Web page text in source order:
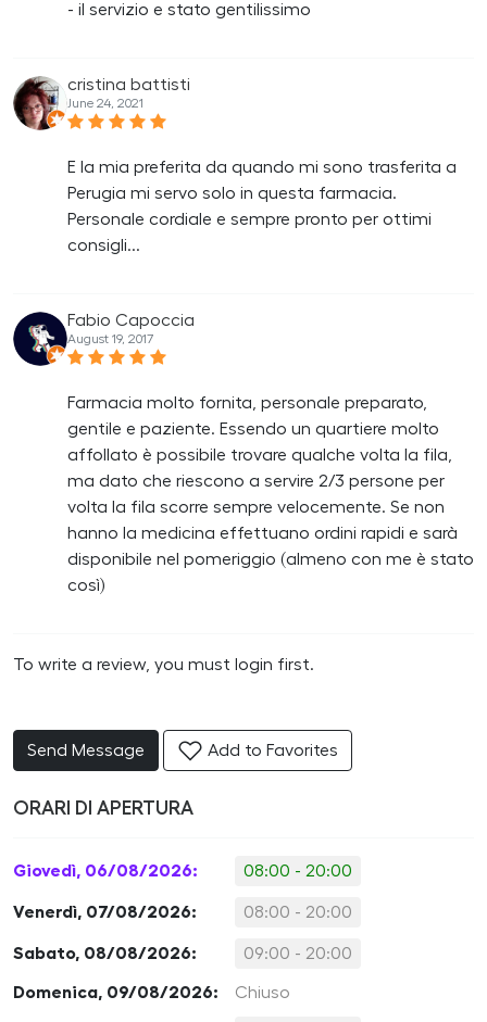
- il servizio e stato gentilissimo
cristina battisti
June 24, 2021
E la mia preferita da quando mi sono trasferita a
Perugia mi servo solo in questa farmacia.
Personale cordiale e sempre pronto per ottimi
consigli...
Fabio Capoccia
August 19, 2017
Farmacia molto fornita, personale preparato,
gentile e paziente. Essendo un quartiere molto
affollato è possibile trovare qualche volta la fila,
ma dato che riescono a servire 2/3 persone per
volta la fila scorre sempre velocemente. Se non
hanno la medicina effettuano ordini rapidi e sarà
disponibile nel pomeriggio (almeno con me è stato
così)
To write a review, you must login first.
Send Message Add to Favorites
ORARI DI APERTURA
Giovedì, 06/08/2026: 08:00 - 20:00
Venerdì, 07/08/2026: 08:00 - 20:00
Sabato, 08/08/2026: 09:00 - 20:00
Domenica, 09/08/2026: Chiuso